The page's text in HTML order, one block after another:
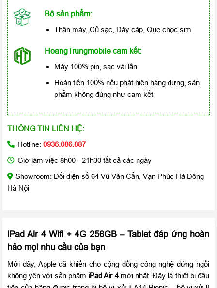
Bộ sản phẩm:
Thân máy, Củ sạc, Dây cáp, Que chọc sim
HoangTrungmobile cam kết:
Máy 100% pin, sạc vài lần
Hoàn tiền 100% nếu phát hiện hàng dựng, sản
phẩm không đúng như cam kết
THÔNG TIN LIÊN HỆ:
Hotline: 0936.086.887
Giờ làm việc 8h00 - 21h30 tất cả các ngày
Showroom: Đối diện số 64 Vũ Văn Cẩn, Vạn Phúc Hà Đông
Hà Nội
iPad Air 4 Wifi + 4G 256GB – Tablet đáp ứng hoàn
hảo mọi nhu cầu của bạn
Mới đây, Apple đã khiến cho cộng đồng công nghệ đứng ngồi
không yên với sản phẩm iPad Air 4mới nhất. Đây là thiết bị đầu